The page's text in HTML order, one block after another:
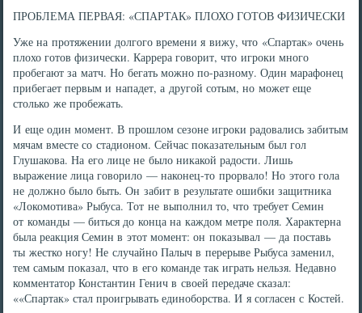
ПРОБЛЕМА ПЕРВАЯ: «СПАРТАК» ПЛОХО ГОТОВ ФИЗИЧЕСКИ
Уже на протяжении долгого времени я вижу, что «Спартак» очень
плохо готов физически. Каррера говорит, что игроки много
пробегают за матч. Но бегать можно по-разному. Один марафонец
прибегает первым и нападет, а другой сотым, но может еще
столько же пробежать.
И еще один момент. В прошлом сезоне игроки радовались забитым
мячам вместе со стадионом. Сейчас показательным был гол
Глушакова. На его лице не было никакой радости. Лишь
выражение лица говорило — наконец-то прорвало! Но этого гола
не должно было быть. Он забит в результате ошибки защитника
«Локомотива» Рыбуса. Тот не выполнил то, что требует Семин
от команды — биться до конца на каждом метре поля. Характерна
была реакция Семин в этот момент: он показывал — да поставь
ты жестко ногу! Не случайно Палыч в перерыве Рыбуса заменил,
тем самым показал, что в его команде так играть нельзя. Недавно
комментатор Константин Генич в своей передаче сказал:
««Спартак» стал проигрывать единоборства. И я согласен с Костей.